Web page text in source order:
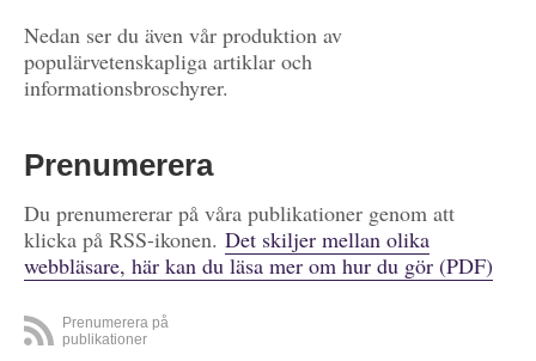
Nedan ser du även vår produktion av
populärvetenskapliga artiklar och
informationsbroschyrer.
Prenumerera
Du prenumererar på våra publikationer genom att
klicka på RSS-ikonen. Det skiljer mellan olika
webbläsare, här kan du läsa mer om hur du gör (PDF)
Prenumerera på
publikationer